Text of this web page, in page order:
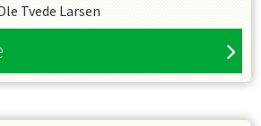
Tvede Larsen